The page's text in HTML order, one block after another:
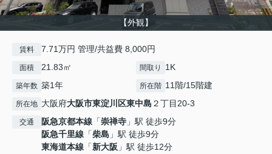
【外観】
賃料 7.71万円 管理/共益費 8,000円
面積 21.83㎡ 間取り 1K
築年数 築1年 所在階 11階/15階建
所在地 大阪府大阪市東淀川区東中島 ２丁目20-3
交通 阪急京都本線 「崇禅寺 」駅 徒歩9分
阪急千里線 「柴島 」駅 徒歩9分
東海道本線 「新大阪 」駅 徒歩12分